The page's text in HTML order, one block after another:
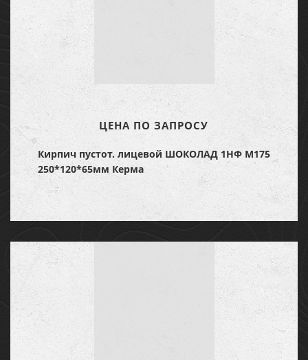
ЦЕНА ПО ЗАПРОСУ
Кирпич пустот. лицевой ШОКОЛАД 1НФ М175
250*120*65мм Керма